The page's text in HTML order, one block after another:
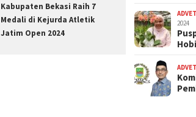
Kabupaten Bekasi Raih 7
Medali di Kejurda Atletik
Jatim Open 2024
2024